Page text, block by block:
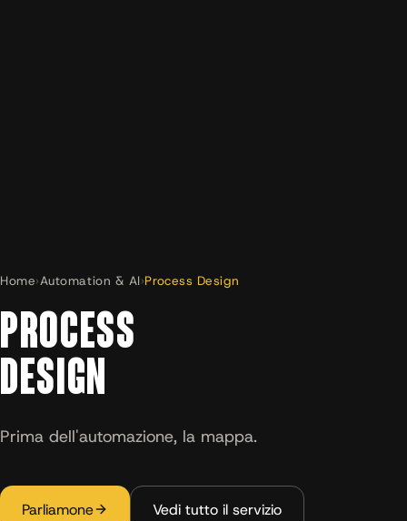
Home›Automation & AI›Process Design
PROCESS
DESIGN
Prima dell'automazione, la mappa.
Parliamone Vedi tutto il servizio